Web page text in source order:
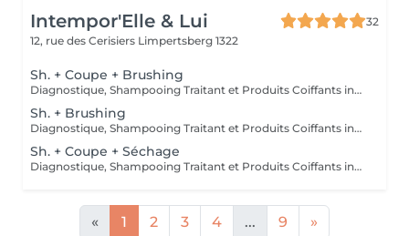
Intempor'Elle & Lui
32
12, rue des Cerisiers Limpertsberg 1322
Sh. + Coupe + Brushing
Diagnostique, Shampooing Traitant et Produits Coiffants inclus
Sh. + Brushing
Diagnostique, Shampooing Traitant et Produits Coiffants inclus
Sh. + Coupe + Séchage
Diagnostique, Shampooing Traitant et Produits Coiffants inclus
« 1 2 3 4 ... 9 »